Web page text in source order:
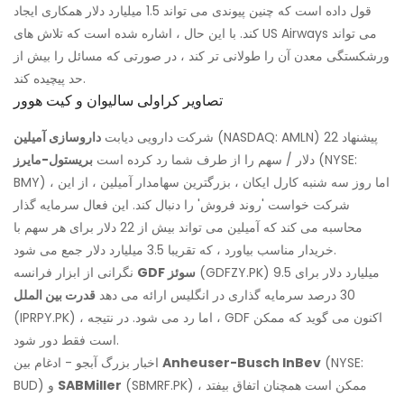
قول داده است که چنین پیوندی می تواند 1.5 میلیارد دلار همکاری ایجاد
کند. با این حال ، اشاره شده است که تلاش های US Airways می تواند
ورشکستگی معدن آن را طولانی تر کند ، در صورتی که مسائل را بیش از
حد پیچیده کند.
تصاویر کراولی سالیوان و کیت هوور
شرکت دارویی دیابت داروسازی آمیلین
(NASDAQ: AMLN) پیشنهاد 22
دلار / سهم را از طرف شما رد کرده است بریستول-مایرز
(NYSE:
BMY) ، اما روز سه شنبه کارل ایکان ، بزرگترین سهامدار آمیلین ، از این
شرکت خواست 'روند فروش' را دنبال کند. این فعال سرمایه گذار
محاسبه می کند که آمیلین می تواند بیش از 22 دلار برای هر سهم با
خریدار مناسب بیاورد ، که تقریبا 3.5 میلیارد دلار جمع می شود.
GDF سوئز (GDFZY.PK) 9.5 میلیارد دلار برای
30 درصد سرمایه گذاری در انگلیس ارائه می دهد
قدرت بین الملل
(IPRPY.PK) ، اما رد می شود. در نتیجه ، GDF اکنون می گوید که ممکن
است فقط دور شود.
Anheuser-Busch InBev (NYSE:
SABMiller (SBMRF.PK) ممکن است همچنان اتفاق بیفتد ،